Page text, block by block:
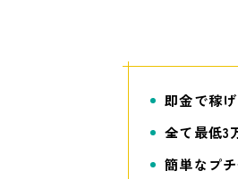
即金で稼
全て最低3
簡単なプ